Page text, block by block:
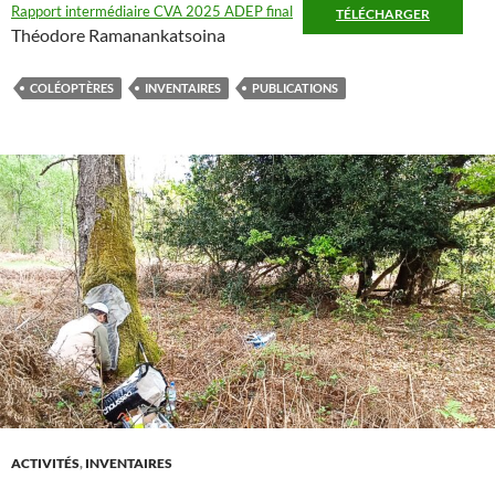
Rapport intermédiaire CVA 2025 ADEP final TÉLÉCHARGER
Théodore Ramanankatsoina
COLÉOPTÈRES INVENTAIRES PUBLICATIONS
ACTIVITÉS, INVENTAIRES